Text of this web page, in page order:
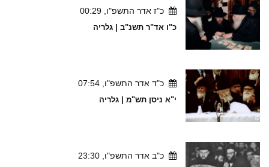
כ"ז אדר התשפ"ו, 00:29
כ"ו אד"ר תשנ"ב | גלריה
כ"ד אדר התשפ"ו, 07:54
י"א ניסן תש"מ | גלריה
כ"ב אדר התשפ"ו, 23:30